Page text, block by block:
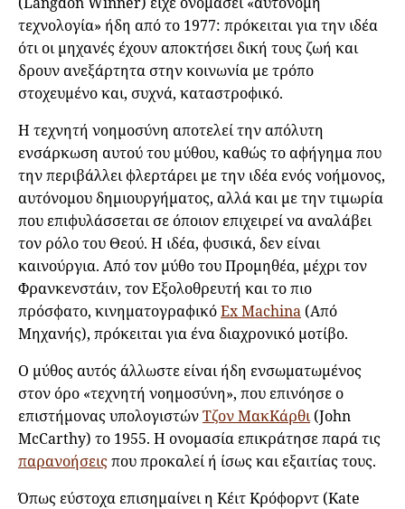
τεχνολογία» ήδη από το 1977: πρόκειται για την ιδέα
ότι οι μηχανές έχουν αποκτήσει δική τους ζωή και
δρουν ανεξάρτητα στην κοινωνία με τρόπο
στοχευμένο και, συχνά, καταστροφικό.
Η τεχνητή νοημοσύνη αποτελεί την απόλυτη
ενσάρκωση αυτού του μύθου, καθώς το αφήγημα που
την περιβάλλει φλερτάρει με την ιδέα ενός νοήμονος,
αυτόνομου δημιουργήματος, αλλά και με την τιμωρία
που επιφυλάσσεται σε όποιον επιχειρεί να αναλάβει
τον ρόλο του Θεού. Η ιδέα, φυσικά, δεν είναι
καινούργια. Από τον μύθο του Προμηθέα, μέχρι τον
Φρανκενστάιν, τον Εξολοθρευτή και το πιο
πρόσφατο, κινηματογραφικόEx Machina (Από
Μηχανής), πρόκειται για ένα διαχρονικό μοτίβο.
Ο μύθος αυτός άλλωστε είναι ήδη ενσωματωμένος
στον όρο «τεχνητή νοημοσύνη», που επινόησε ο
επιστήμονας υπολογιστώνΤζον ΜακΚάρθι(John
McCarthy) το 1955. Η ονομασία επικράτησε παρά τις
παρανοήσειςπου προκαλεί ή ίσως και εξαιτίας τους.
Όπως εύστοχα επισημαίνει η Κέιτ Κρόφορντ (Kate